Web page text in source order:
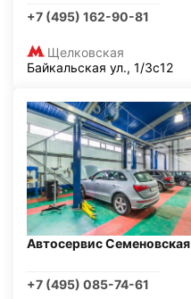
+7 (495) 162-90-81
Щелковская
Байкальская ул., 1/3с12
Автосервис Семеновская
+7 (495) 085-74-61